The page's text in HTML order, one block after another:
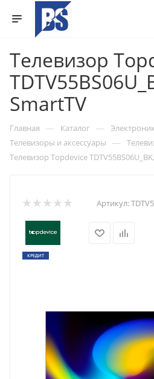
Телевизор
SmartTV
Главная — Каталог —
Телевизоры и аксессуары —
Телевизор Topdevice
Артикул:
КРЕДИТ